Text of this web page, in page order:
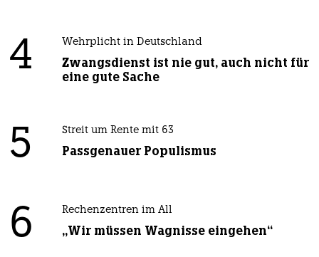
4 Wehrplicht in Deutschland
Zwangsdienst ist nie gut, auch nicht für
eine gute Sache
5 Streit um Rente mit 63
Passgenauer Populismus
6 Rechenzentren im All
„Wir müssen Wagnisse eingehen“